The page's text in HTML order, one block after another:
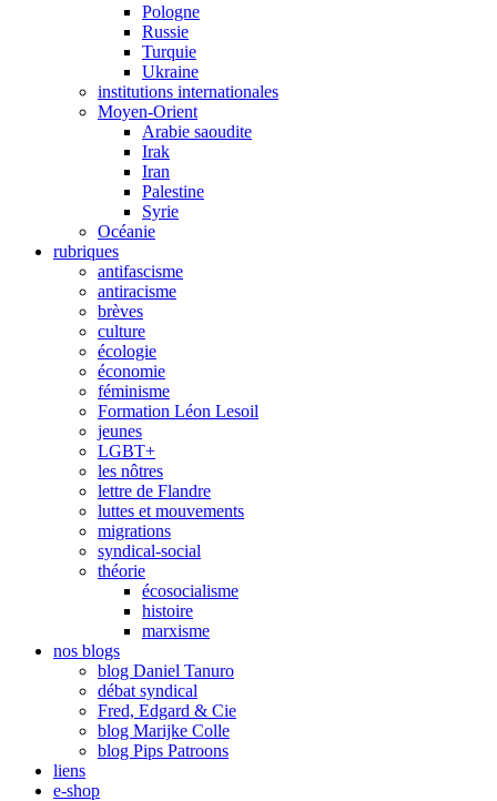
Pologne
Russie
Turquie
Ukraine
institutions internationales
Moyen-Orient
Arabie saoudite
Irak
Iran
Palestine
Syrie
Océanie
rubriques
antifascisme
antiracisme
brèves
culture
écologie
économie
féminisme
Formation Léon Lesoil
jeunes
LGBT+
les nôtres
lettre de Flandre
luttes et mouvements
migrations
syndical-social
théorie
écosocialisme
histoire
marxisme
nos blogs
blog Daniel Tanuro
débat syndical
Fred, Edgard & Cie
blog Marijke Colle
blog Pips Patroons
liens
e-shop